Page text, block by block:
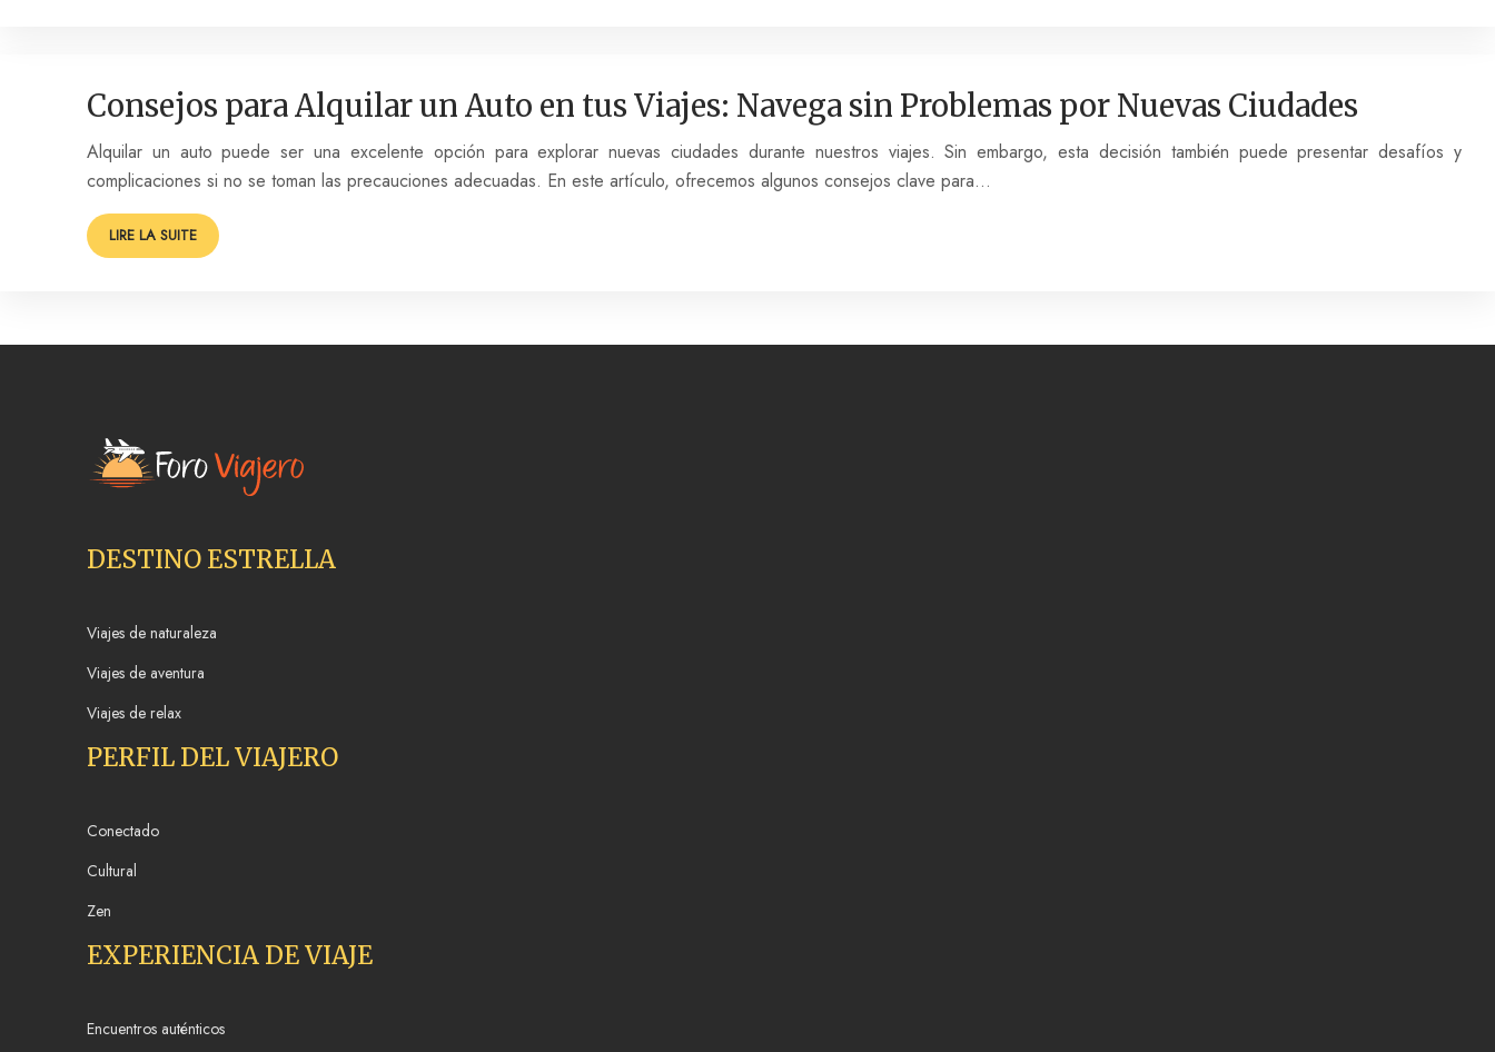
Consejos para Alquilar un Auto en tus Viajes: Navega sin Problemas por Nuevas Ciudades
Alquilar un auto puede ser una excelente opción para explorar nuevas ciudades durante nuestros viajes. Sin embargo, esta decisión también puede presentar desafíos y
complicaciones si no se toman las precauciones adecuadas. En este artículo, ofrecemos algunos consejos clave para…
LIRE LA SUITE
DESTINO ESTRELLA
Viajes de naturaleza
Viajes de aventura
Viajes de relax
PERFIL DEL VIAJERO
Conectado
Cultural
Zen
EXPERIENCIA DE VIAJE
Encuentros auténticos